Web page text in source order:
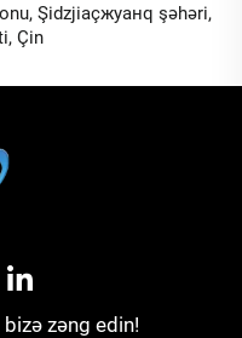
Şidzjiaçжуанq şəhəri,
Çin
zəng edin!